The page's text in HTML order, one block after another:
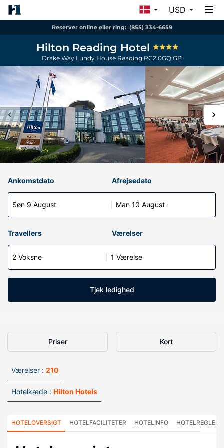
USD
Reserver online eller ring: (855) 334-6659
Hilton Reading Hotel
Drake Way Lundy House Reading RG2 0GQ GB
Ankomstdato
Søn 9 August
Afrejsedato
Man 10 August
Travellers Værelser
2 Voksne 1 Værelse
Tjek ledighed
Priser Kort
Værelser : 210
Hotelkæde : Hilton Hotels
HOTELOVERSIGT HOTELFACILITETER HOTELINFO HOTELREGLER